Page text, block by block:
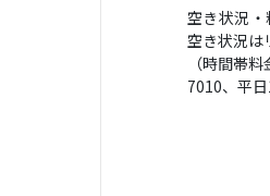
空き状況・
空き状況は
（時間帯
7010、平